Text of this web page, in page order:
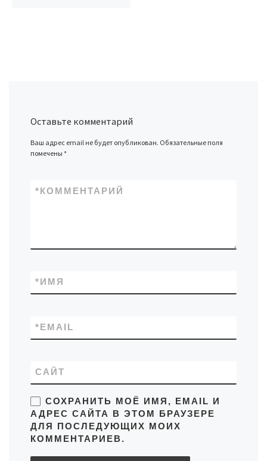
Оставьте комментарий
Ваш адрес email не будет опубликован. Обязательные поля
помечены*
КОММЕНТАРИЙ
*
ИМЯ
*
EMAIL
*
САЙТ
СОХРАНИТЬ МОЁ ИМЯ, EMAIL И
АДРЕС САЙТА В ЭТОМ БРАУЗЕРЕ
ДЛЯ ПОСЛЕДУЮЩИХ МОИХ
КОММЕНТАРИЕВ.